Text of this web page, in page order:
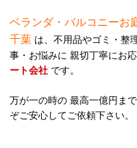
ベランダ・バルコニーお
千葉 は、不用品やゴミ・整
事・お悩みに 親切丁寧にお
ート会社 です。
万が一の時の 最高一億円ま
ぞご安心してご依頼下さい。